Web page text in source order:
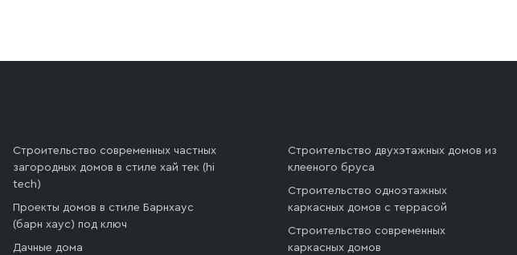
Строительство современных частных
загородных домов в стиле хай тек (hi
tech)
Проекты домов в стиле Барнхаус
(барн хаус) под ключ
Дачные дома
Строительство двухэтажных домов из
клееного бруса
Строительство одноэтажных
каркасных домов с террасой
Строительство современных
каркасных домов